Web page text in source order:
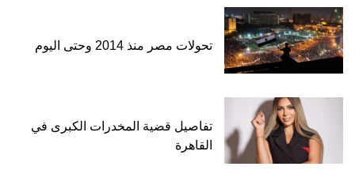
تحولات مصر منذ 2014 وحتى اليوم
تفاصيل قضية المخدرات الكبرى في
القاهرة